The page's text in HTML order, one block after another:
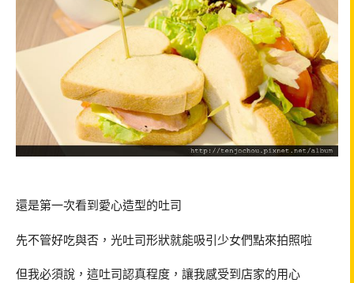
還是第一次看到愛心造型的吐司
先不管好吃與否，光吐司形狀就能吸引少女們點來拍照啦
但我必須說，這吐司認真程度，讓我感受到店家的用心